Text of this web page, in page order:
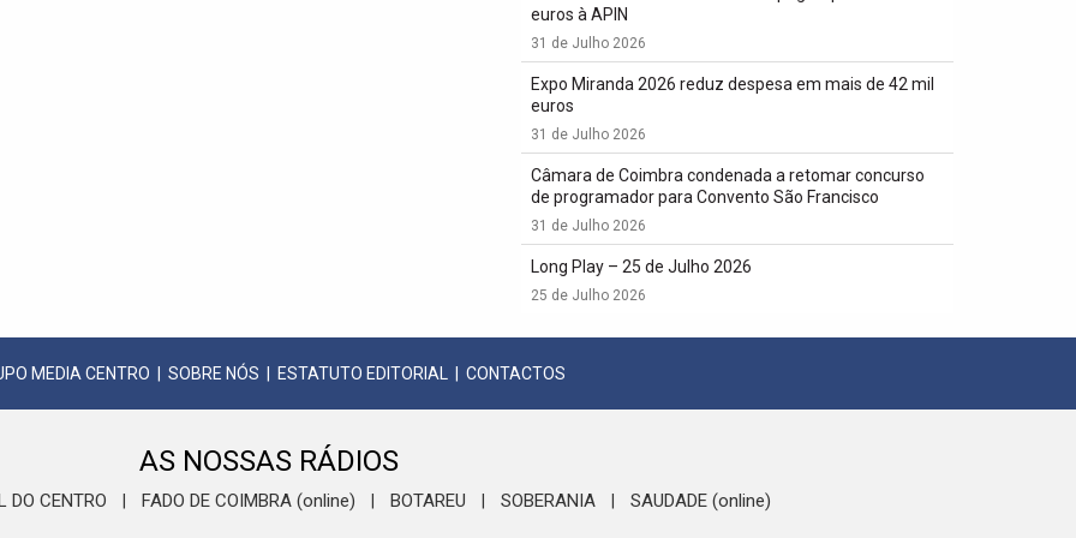
euros à APIN
31 de Julho 2026
Expo Miranda 2026 reduz despesa em mais de 42 mil
euros
31 de Julho 2026
Câmara de Coimbra condenada a retomar concurso
de programador para Convento São Francisco
31 de Julho 2026
Long Play – 25 de Julho 2026
25 de Julho 2026
MEDIA CENTRO SOBRE NÓS ESTATUTO EDITORIAL CONTACTOS
AS NOSSAS RÁDIOS
DO CENTRO FADO DE COIMBRA (online) BOTAREU SOBERANIA SAUDADE (online)